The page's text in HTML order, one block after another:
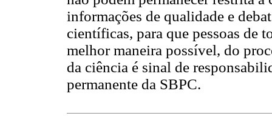
informações de qualidade e
científicas, para que pessoas de
melhor maneira possível, do
da ciência é sinal de
permanente da SBPC.